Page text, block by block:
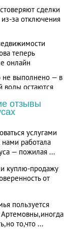
сделки
за отключения
теперь
онлайн
выполнено — в
воды остаются
отзывы
услугами
нами работала
— пожилая ...
куплю-продажу
от
пользуется
то,что ...